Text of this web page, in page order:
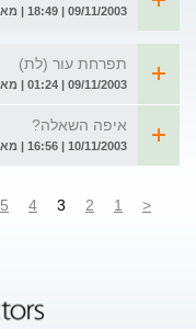
09/11/2003 | 18:49 | מאת: אבשלום
תפרחת עור (לת)
09/11/2003 | 01:24 | מאת: נילי
איפה השאלה?
10/11/2003 | 16:56 | מאת:
<
1
2
3
4
5